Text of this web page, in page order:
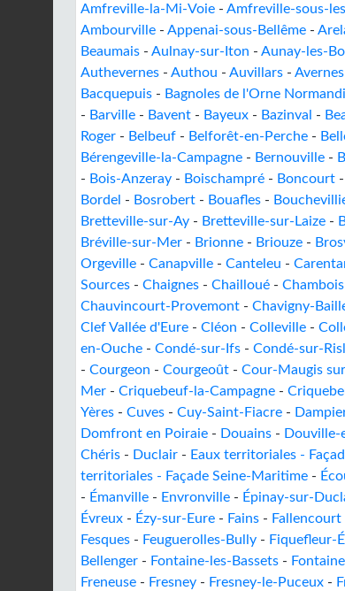
Amfreville-la-Mi-Voie - Amfreville-sous-
Ambourville - Appenai-sous-Bellême -
Beaumais - Aulnay-sur-Iton - Aunay-les-
Authevernes - Authou - Auvillars -
Bacquepuis - Bagnoles de l'Orne
- Barville - Bavent - Bayeux - Bazinval -
Roger - Belbeuf - Belforêt-en-Perche -
Bérengeville-la-Campagne - Bernouville -
- Bois-Anzeray - Boischampré - Boncourt -
Bordel - Bosrobert - Bouafles -
Bretteville-sur-Ay - Bretteville-sur-Laize -
Bréville-sur-Mer - Brionne - Briouze -
Orgeville - Canapville - Canteleu -
Sources - Chaignes - Chailloué - Chambois
Chauvincourt-Provemont - Chavigny-
Clef Vallée d'Eure - Cléon - Colleville -
en-Ouche - Condé-sur-Ifs - Condé-sur-
- Courgeon - Courgeoût - Cour-Maugis
Mer - Criquebeuf-la-Campagne -
Yères - Cuves - Cuy-Saint-Fiacre -
Domfront en Poiraie - Douains - Douville-
Chéris - Duclair - Eaux territoriales -
territoriales - Façade Seine-Maritime -
- Émanville - Envronville - Épinay-sur-
Évreux - Ézy-sur-Eure - Fains - Fallencourt
Fesques - Feuguerolles-Bully - Fiquefleur-
Bellenger - Fontaine-les-Bassets -
Freneuse - Fresney - Fresney-le-Puceux -